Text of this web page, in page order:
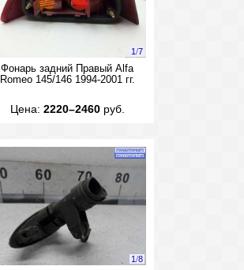
1/7
Фонарь задний Правый Alfa
Romeo 145/146 1994-2001 гг.
Цена: 2220–2460руб.
1/8